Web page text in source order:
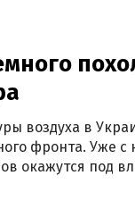
воздуха в
фронта. Уже
окажутся под